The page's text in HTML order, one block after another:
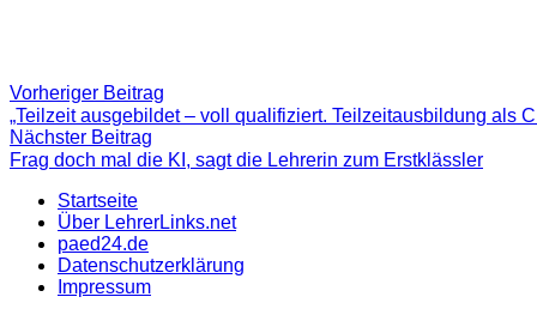
Beitragsnavigation
Vorheriger Beitrag
Beitrag:
„Teilzeit ausgebildet – voll qualifiziert. Teilzeitausbildung als
Nächster Beitrag
Beitrag
Frag doch mal die KI, sagt die Lehrerin zum Erstklässler
Startseite
Über LehrerLinks.net
paed24.de
Datenschutzerklärung
Impressum